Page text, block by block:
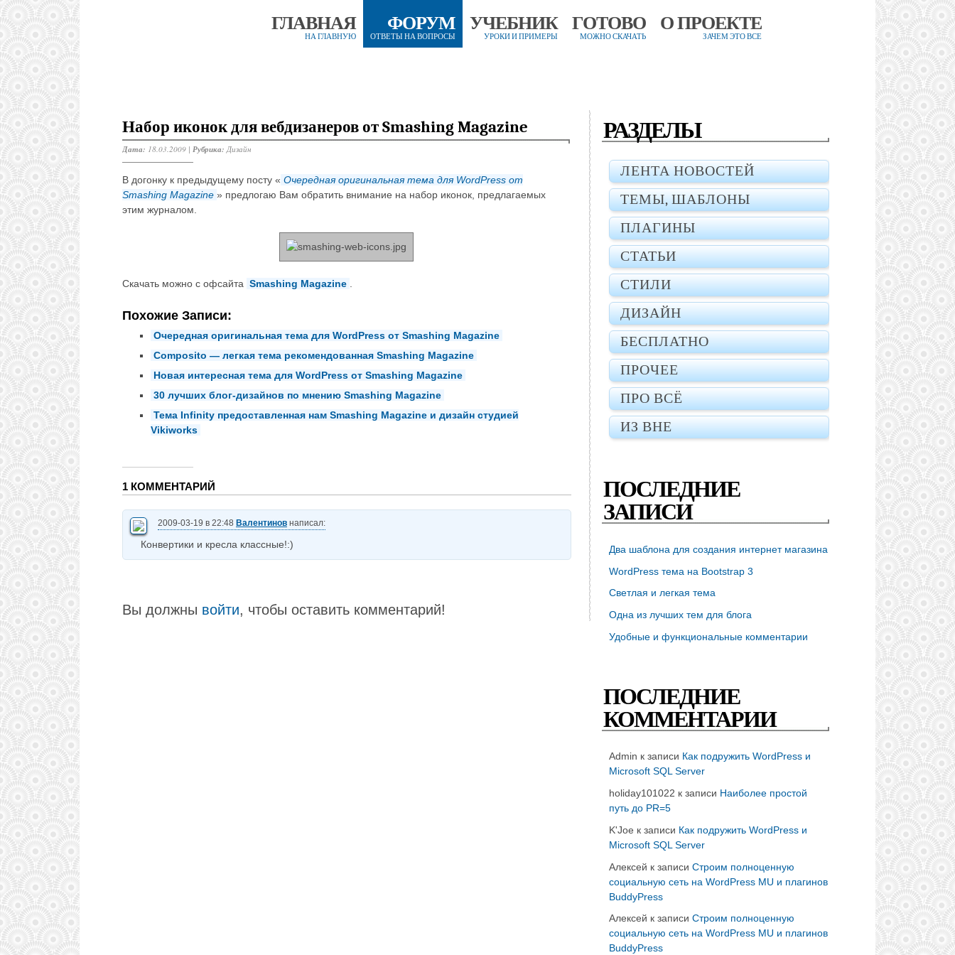
ГЛАВНАЯ
НА ГЛАВНУЮ
ФОРУМ
ОТВЕТЫ НА ВОПРОСЫ
УЧЕБНИК
УРОКИ И ПРИМЕРЫ
ГОТОВО
МОЖНО СКАЧАТЬ
О ПРОЕКТЕ
ЗАЧЕМ ЭТО ВСЕ
Набор иконок для вебдизанеров от Smashing Magazine
Дата: 18.03.2009 | Рубрика: Дизайн
В догонку к предыдущему посту « Очередная оригинальная тема для WordPress от
Smashing Magazine » предлогаю Вам обратить внимание на набор иконок, предлагаемых
этим журналом.
Скачать можно с офсайта Smashing Magazine
Похожие Записи:
Очередная оригинальная тема для WordPress от Smashing Magazine
Composito — легкая тема рекомендованная Smashing Magazine
Новая интересная тема для WordPress от Smashing Magazine
30 лучших блог-дизайнов по мнению Smashing Magazine
Тема Infinity предоставленная нам Smashing Magazine и дизайн студией
Vikiworks
1 КОММЕНТАРИЙ
2009-03-19 в 22:48 Валентинов написал:
Конвертики и кресла классные!:)
Вы должны войти, чтобы оставить комментарий!
РАЗДЕЛЫ
ЛЕНТА НОВОСТЕЙ
ТЕМЫ, ШАБЛОНЫ
ПЛАГИНЫ
СТАТЬИ
СТИЛИ
ДИЗАЙН
БЕСПЛАТНО
ПРОЧЕЕ
ПРО ВСЁ
ИЗ ВНЕ
ПОСЛЕДНИЕ
ЗАПИСИ
Два шаблона для создания интернет магазина
WordPress тема на Bootstrap 3
Светлая и легкая тема
Одна из лучших тем для блога
Удобные и функциональные комментарии
ПОСЛЕДНИЕ
КОММЕНТАРИИ
Admin к записи Как подружить WordPress и
Microsoft SQL Server
holiday101022 к записи Наиболее простой
путь до PR=5
K'Joe к записи Как подружить WordPress и
Microsoft SQL Server
Алексей к записи Строим полноценную
социальную сеть на WordPress MU и плагинов
BuddyPress
Алексей к записи Строим полноценную
социальную сеть на WordPress MU и плагинов
BuddyPress